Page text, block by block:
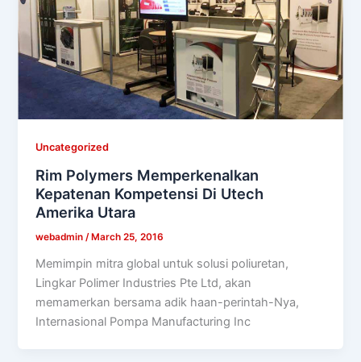
Uncategorized
Rim Polymers Memperkenalkan
Kepatenan Kompetensi Di Utech
Amerika Utara
webadmin /March 25, 2016
Memimpin mitra global untuk solusi poliuretan,
Lingkar Polimer Industries Pte Ltd, akan
memamerkan bersama adik haan-perintah-Nya,
Internasional Pompa Manufacturing Inc